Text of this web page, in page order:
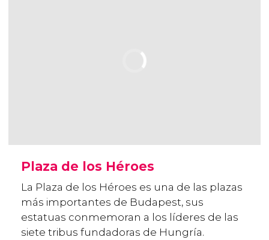
Plaza de los Héroes
La Plaza de los Héroes es una de las plazas
más importantes de Budapest, sus
estatuas conmemoran a los líderes de las
siete tribus fundadoras de Hungría.